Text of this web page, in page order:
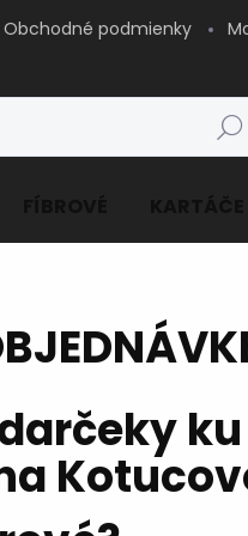
Obchodné podmienky
Hľadať